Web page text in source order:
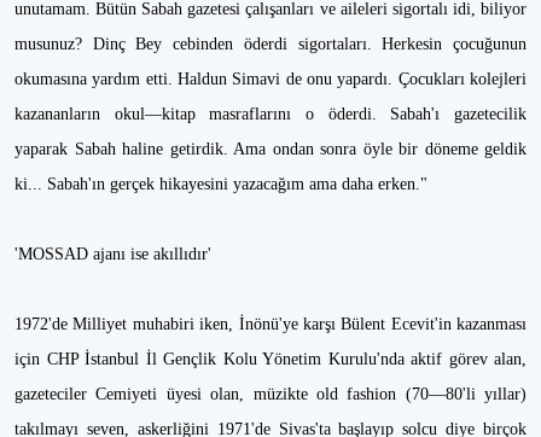
unutamam. Bütün Sabah gazetesi çalışanları ve aileleri sigortalı idi, biliyor
musunuz? Dinç Bey cebinden öderdi sigortaları. Herkesin çocuğunun
okumasına yardım etti. Haldun Simavi de onu yapardı. Çocukları kolejleri
kazananların okul—kitap masraflarını o öderdi. Sabah'ı gazetecilik
yaparak Sabah haline getirdik. Ama ondan sonra öyle bir döneme geldik
ki... Sabah'ın gerçek hikayesini yazacağım ama daha erken."
'MOSSAD ajanı ise akıllıdır'
1972'de Milliyet muhabiri iken, İnönü'ye karşı Bülent Ecevit'in kazanması
için CHP İstanbul İl Gençlik Kolu Yönetim Kurulu'nda aktif görev alan,
gazeteciler Cemiyeti üyesi olan, müzikte old fashion (70—80'li yıllar)
takılmayı seven, askerliğini 1971'de Sivas'ta başlayıp solcu diye birçok